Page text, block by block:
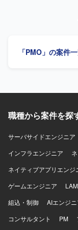
の作成などを通
す。各工程の完
ションを取り、
Redmine、Excel
「PMO」の案件
職種から案件を探
サーバサイドエンジニア
インフラエンジニア
ネイティブアプリエンジ
ゲームエンジニア
組込・制御
AIエンジニ
コンサルタント
PM